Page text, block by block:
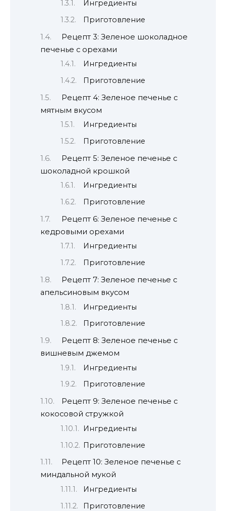
Ингредиенты
Приготовление
Рецепт 3: Зеленое шоколадное
печенье с орехами
Ингредиенты
Приготовление
Рецепт 4: Зеленое печенье с
мятным вкусом
Ингредиенты
Приготовление
Рецепт 5: Зеленое печенье с
шоколадной крошкой
Ингредиенты
Приготовление
Рецепт 6: Зеленое печенье с
кедровыми орехами
Ингредиенты
Приготовление
Рецепт 7: Зеленое печенье с
апельсиновым вкусом
Ингредиенты
Приготовление
Рецепт 8: Зеленое печенье с
вишневым джемом
Ингредиенты
Приготовление
Рецепт 9: Зеленое печенье с
кокосовой стружкой
Ингредиенты
Приготовление
Рецепт 10: Зеленое печенье с
миндальной мукой
Ингредиенты
Приготовление